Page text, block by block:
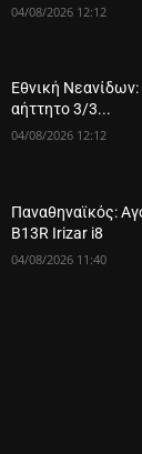
04/08/2026 12:12
Εθνική
αήττητο 3/3...
04/08/2026 12:12
Παναθηναϊκός:
B13R Irizar i8
04/08/2026 11:40